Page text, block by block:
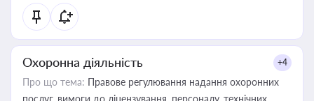
Охоронна діяльність +4
Про що тема: Правове регулювання надання охоронних
послуг, вимоги до ліцензування, персоналу, технічних